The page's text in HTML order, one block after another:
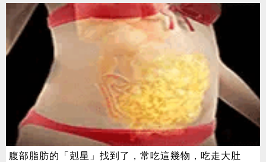
腹部脂肪的「剋星」找到了，常吃這幾物，吃走大肚